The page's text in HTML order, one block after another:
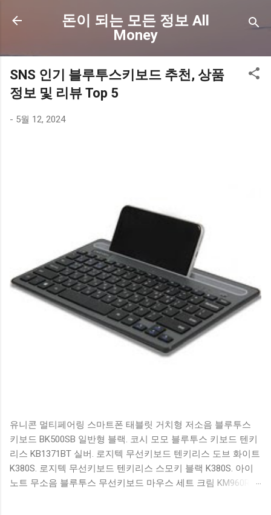
기본 콘텐츠로 건너뛰기
돈이 되는 모든 정보 All
Money
SNS 인기 블루투스키보드 추천, 상품
정보 및 리뷰 Top 5
- 5월 12, 2024
유니콘 멀티페어링 스마트폰 태블릿 거치형 저소음 블루투스
키보드 BK500SB 일반형 블랙. 코시 모모 블루투스 키보드 텐키
리스 KB1371BT 실버. 로지텍 무선키보드 텐키리스 도브 화이트
K380S. 로지텍 무선키보드 텐키리스 스모키 블랙 K380S. 아이
노트 무소음 블루투스 무선키보드 마우스 세트 크림 KM960RB